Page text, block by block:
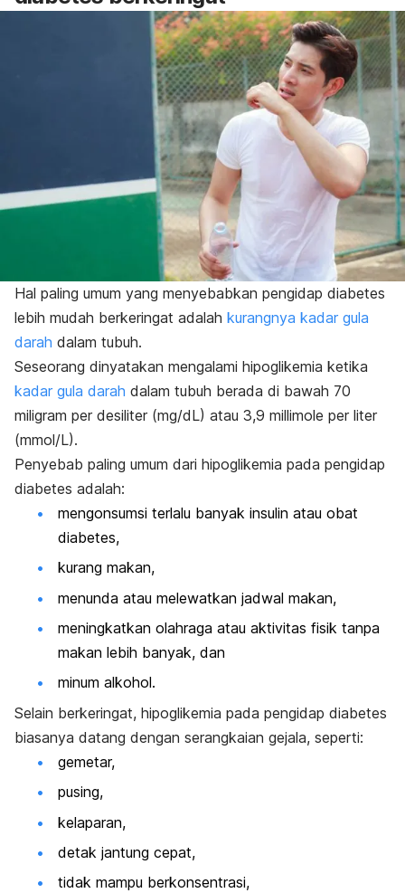
Hal paling umum yang menyebabkan pengidap diabetes
lebih mudah berkeringat adalah kurangnya kadar gula
darah dalam tubuh.
Seseorang dinyatakan mengalami hipoglikemia ketika
kadar gula darah dalam tubuh berada di bawah 70
miligram per desiliter (mg/dL) atau 3,9 millimole per liter
(mmol/L).
Penyebab paling umum dari hipoglikemia pada pengidap
diabetes adalah:
mengonsumsi terlalu banyak insulin atau obat
diabetes,
kurang makan,
menunda atau melewatkan jadwal makan,
meningkatkan olahraga atau aktivitas fisik tanpa
makan lebih banyak, dan
minum alkohol.
Selain berkeringat, hipoglikemia pada pengidap diabetes
biasanya datang dengan serangkaian gejala, seperti:
gemetar,
pusing,
kelaparan,
detak jantung cepat,
tidak mampu berkonsentrasi,